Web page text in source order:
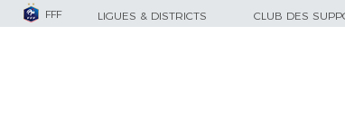
FFF LIGUES & DISTRICTS CLUB DES